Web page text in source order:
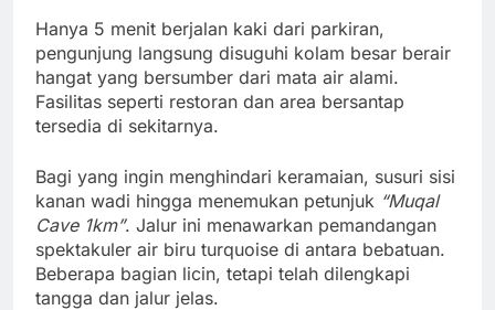
Hanya 5 menit berjalan kaki dari parkiran,
pengunjung langsung disuguhi kolam besar berair
hangat yang bersumber dari mata air alami.
Fasilitas seperti restoran dan area bersantap
tersedia di sekitarnya.
Bagi yang ingin menghindari keramaian, susuri sisi
kanan wadi hingga menemukan petunjuk “Muqal
Cave 1km”. Jalur ini menawarkan pemandangan
spektakuler air biru turquoise di antara bebatuan.
Beberapa bagian licin, tetapi telah dilengkapi
tangga dan jalur jelas.